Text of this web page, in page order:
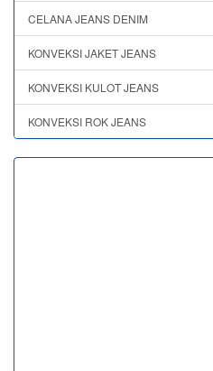
CELANA JEANS DENIM
KONVEKSI JAKET JEANS
KONVEKSI KULOT JEANS
KONVEKSI ROK JEANS